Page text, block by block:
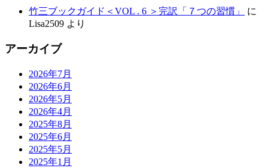
竹三ブックガイド＜VOL . 6 ＞完訳「７つの習慣」
に
Lisa2509 より
アーカイブ
2026年7月
2026年6月
2026年5月
2026年4月
2025年8月
2025年6月
2025年5月
2025年1月